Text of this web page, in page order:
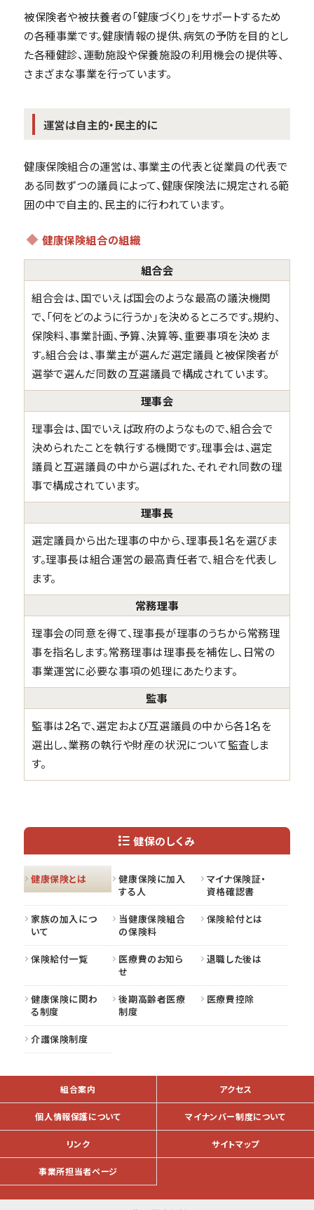
被保険者や被扶養者の「健康づくり」をサポートするため
の各種事業です。健康情報の提供、病気の予防を目的とし
た各種健診、運動施設や保養施設の利用機会の提供等、
さまざまな事業を行っています。
運営は自主的・民主的に
健康保険組合の運営は、事業主の代表と従業員の代表で
ある同数ずつの議員によって、健康保険法に規定される範
囲の中で自主的、民主的に行われています。
健康保険組合の組織
組合会
組合会は、国でいえば国会のような最高の議決機関
で、「何をどのように行うか」を決めるところです。規約、
保険料、事業計画、予算、決算等、重要事項を決めま
す。組合会は、事業主が選んだ選定議員と被保険者が
選挙で選んだ同数の互選議員で構成されています。
理事会
理事会は、国でいえば政府のようなもので、組合会で
決められたことを執行する機関です。理事会は、選定
議員と互選議員の中から選ばれた、それぞれ同数の理
事で構成されています。
理事長
選定議員から出た理事の中から、理事長1名を選びま
す。理事長は組合運営の最高責任者で、組合を代表し
ます。
常務理事
理事会の同意を得て、理事長が理事のうちから常務理
事を指名します。常務理事は理事長を補佐し、日常の
事業運営に必要な事項の処理にあたります。
監事
監事は2名で、選定および互選議員の中から各1名を
選出し、業務の執行や財産の状況について監査しま
す。
健保のしくみ
健康保険とは
健康保険に加入
する人
マイナ保険証・
資格確認書
家族の加入につ
いて
当健康保険組合
の保険料
保険給付とは
保険給付一覧
医療費のお知ら
せ
退職した後は
健康保険に関わ
る制度
後期高齢者医療
制度
医療費控除
介護保険制度
組合案内 アクセス
個人情報保護について マイナンバー制度について
リンク サイトマップ
事業所担当者ページ